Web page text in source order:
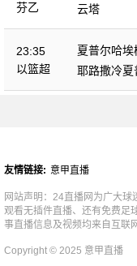
芬乙
云塔
23:35
以篮超
夏普尔哈埃
耶路撒冷夏
友情链接: 意甲直播
网站声明：24直播网为广大
观看无插件直播、还有免费足
事直播信息及视频均来自互联
Copyright © 2025 意甲直播